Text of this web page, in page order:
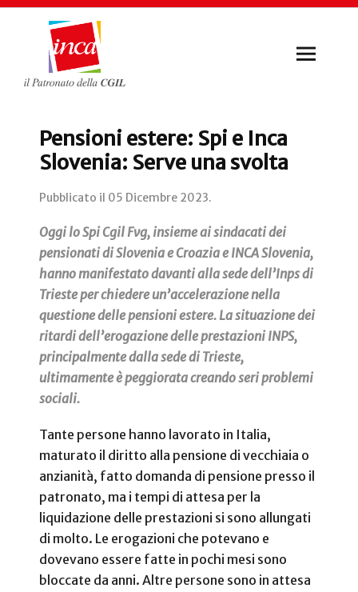
Pensioni estere: Spi e Inca
Slovenia: Serve una svolta
Pubblicato il 05 Dicembre 2023.
Oggi lo Spi Cgil Fvg, insieme ai sindacati dei
pensionati di Slovenia e Croazia e INCA Slovenia,
hanno manifestato davanti alla sede dell’Inps di
Trieste per chiedere un’accelerazione nella
questione delle pensioni estere. La situazione dei
ritardi dell’erogazione delle prestazioni INPS,
principalmente dalla sede di Trieste,
ultimamente è peggiorata creando seri problemi
sociali.
Tante persone hanno lavorato in Italia,
maturato il diritto alla pensione di vecchiaia o
anzianità, fatto domanda di pensione presso il
patronato, ma i tempi di attesa per la
liquidazione delle prestazioni si sono allungati
di molto. Le erogazioni che potevano e
dovevano essere fatte in pochi mesi sono
bloccate da anni. Altre persone sono in attesa